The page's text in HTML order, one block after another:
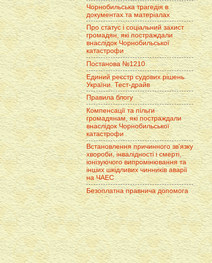
Чорнобильська трагедія в
документах та матеріалах
Про статус і соціальний захист
громадян, які постраждали
внаслідок Чорнобильської
катастрофи
Постанова №1210
Единий реєстр судових рішень
України. Тест-драйв
Правила блогу
Компенсації та пільги
громадянам, які постраждали
внаслідок Чорнобильської
катастрофи
Встановлення причинного зв'язку
хвороби, інвалідності і смерті,
іонізуючого випромінювання та
інших шкідливих чинників аварії
на ЧАЕС
Безоплатна правнича допомога